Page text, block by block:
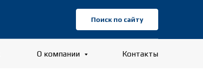
Поиск по сайту
О компании Контакты